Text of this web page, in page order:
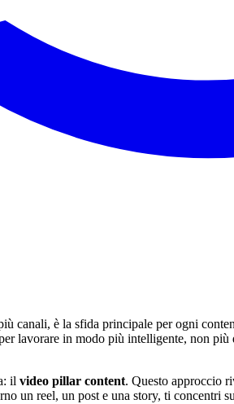
canali, è la sfida principale per ogni
lavorare in modo più intelligente, non
il video pillar content. Questo approccio
un reel, un post e una story, ti